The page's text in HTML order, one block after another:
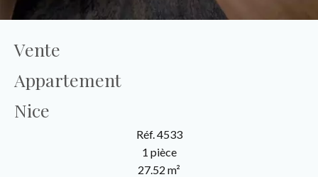
Vente
Appartement
Nice
Réf. 4533
1 pièce
27.52 m²